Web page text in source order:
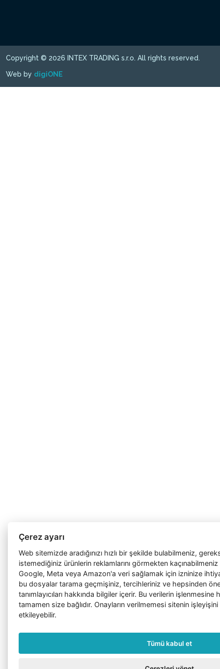
Copyright © 2026 INTEX TRADING s.r.o. All rights reserved.
Web by digiONE
Çerez ayarı
Web sitemizde aradığınızı hızlı bir şekilde bulabilmeniz,
istemediğiniz ürünlerin reklamlarını görmekten
Google, Meta veya Amazon'a veri sağlamak için izninize
bu dosyalar tarama geçmişiniz, tercihleriniz ve hepsinden
tanımlayıcıları hakkında bilgiler içerir. Bu verilerin
tamamen size bağlıdır. Onayların verilmemesi sitenin
etkileyebilir.
Tümü kabul et